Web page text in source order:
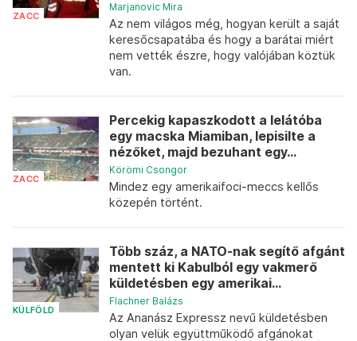
ZACC
Marjanovic Mira
Az nem világos még, hogyan került a saját
keresőcsapatába és hogy a barátai miért
nem vették észre, hogy valójában köztük
van.
ZACC
Percekig kapaszkodott a lelátóba
egy macska Miamiban, lepisilte a
nézőket, majd bezuhant egy...
Körömi Csongor
Mindez egy amerikaifoci-meccs kellős
közepén történt.
KÜLFÖLD
Több száz, a NATO-nak segítő afgánt
mentett ki Kabulból egy vakmerő
küldetésben egy amerikai...
Flachner Balázs
Az Ananász Expressz nevű küldetésben
olyan velük együttműködő afgánokat